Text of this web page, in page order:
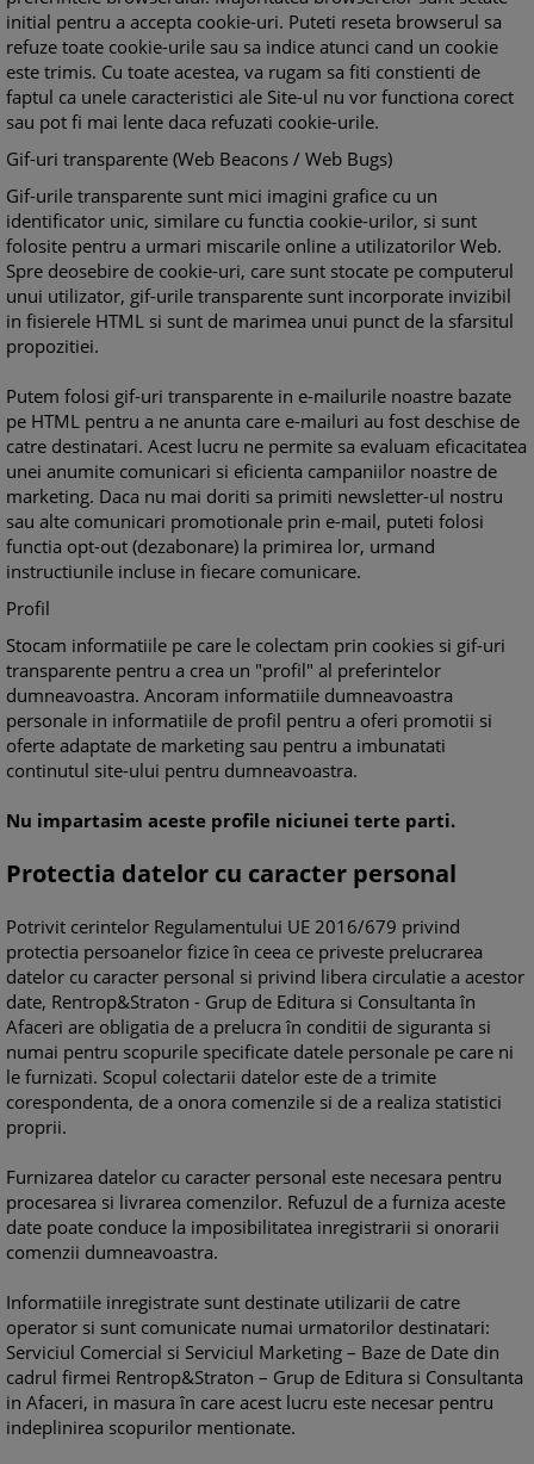
initial pentru a accepta cookie-uri. Puteti reseta browserul sa
refuze toate cookie-urile sau sa indice atunci cand un cookie
este trimis. Cu toate acestea, va rugam sa fiti constienti de
faptul ca unele caracteristici ale Site-ul nu vor functiona corect
sau pot fi mai lente daca refuzati cookie-urile.
Gif-uri transparente (Web Beacons / Web Bugs)
Gif-urile transparente sunt mici imagini grafice cu un
identificator unic, similare cu functia cookie-urilor, si sunt
folosite pentru a urmari miscarile online a utilizatorilor Web.
Spre deosebire de cookie-uri, care sunt stocate pe computerul
unui utilizator, gif-urile transparente sunt incorporate invizibil
in fisierele HTML si sunt de marimea unui punct de la sfarsitul
propozitiei.
Putem folosi gif-uri transparente in e-mailurile noastre bazate
pe HTML pentru a ne anunta care e-mailuri au fost deschise de
catre destinatari. Acest lucru ne permite sa evaluam eficacitatea
unei anumite comunicari si eficienta campaniilor noastre de
marketing. Daca nu mai doriti sa primiti newsletter-ul nostru
sau alte comunicari promotionale prin e-mail, puteti folosi
functia opt-out (dezabonare) la primirea lor, urmand
instructiunile incluse in fiecare comunicare.
Profil
Stocam informatiile pe care le colectam prin cookies si gif-uri
transparente pentru a crea un "profil" al preferintelor
dumneavoastra. Ancoram informatiile dumneavoastra
personale in informatiile de profil pentru a oferi promotii si
oferte adaptate de marketing sau pentru a imbunatati
continutul site-ului pentru dumneavoastra.
Nu impartasim aceste profile niciunei terte parti.
Protectia datelor cu caracter personal
Potrivit cerintelor Regulamentului UE 2016/679 privind
protectia persoanelor fizice în ceea ce priveste prelucrarea
datelor cu caracter personal si privind libera circulatie a acestor
date, Rentrop&Straton - Grup de Editura si Consultanta în
Afaceri are obligatia de a prelucra în conditii de siguranta si
numai pentru scopurile specificate datele personale pe care ni
le furnizati. Scopul colectarii datelor este de a trimite
corespondenta, de a onora comenzile si de a realiza statistici
proprii.
Furnizarea datelor cu caracter personal este necesara pentru
procesarea si livrarea comenzilor. Refuzul de a furniza aceste
date poate conduce la imposibilitatea inregistrarii si onorarii
comenzii dumneavoastra.
Informatiile inregistrate sunt destinate utilizarii de catre
operator si sunt comunicate numai urmatorilor destinatari:
Serviciul Comercial si Serviciul Marketing – Baze de Date din
cadrul firmei Rentrop&Straton – Grup de Editura si Consultanta
in Afaceri, in masura în care acest lucru este necesar pentru
indeplinirea scopurilor mentionate.